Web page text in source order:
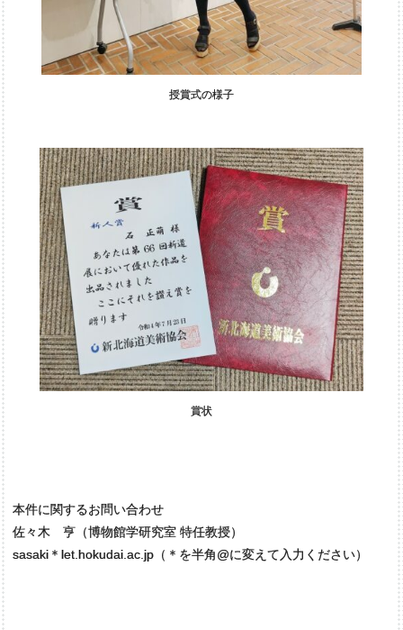
授賞式の様子
賞状
本件に関するお問い合わせ
佐々木 亨（博物館学研究室 特任教授）
sasaki＊let.hokudai.ac.jp（＊を半角@に変えて入力ください）